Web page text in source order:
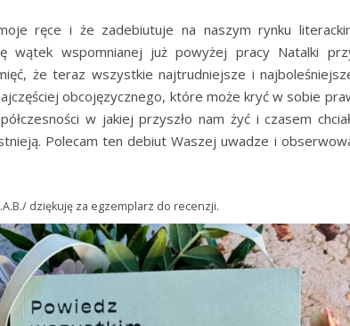
ręce i że zadebiutuje na naszym rynku
wątek wspomnianej już powyżej pracy Natalki
że teraz wszystkie najtrudniejsze i
obcojęzycznego, które może kryć w sobie
w jakiej przyszło nam żyć i czasem
Polecam ten debiut Waszej uwadze i
dziękuję za egzemplarz do recenzji.